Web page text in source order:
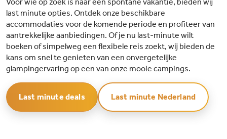
last minute opties. Ontdek onze beschikbare
accommodaties voor de komende periode en profiteer van
aantrekkelijke aanbiedingen. Of je nu last-minute wilt
boeken of simpelweg een flexibele reis zoekt, wij bieden de
kans om snel te genieten van een onvergetelijke
glampingervaring op een van onze mooie campings.
Last minute deals Last minute Nederland